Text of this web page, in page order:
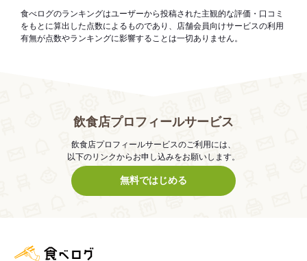
食べログのランキングはユーザーから投稿された主観的な評価・口コミ
をもとに算出した点数によるものであり、店舗会員向けサービスの利用
有無が点数やランキングに影響することは一切ありません。
飲食店プロフィールサービス
飲食店プロフィールサービスのご利用には、
以下のリンクからお申し込みをお願いします。
無料ではじめる